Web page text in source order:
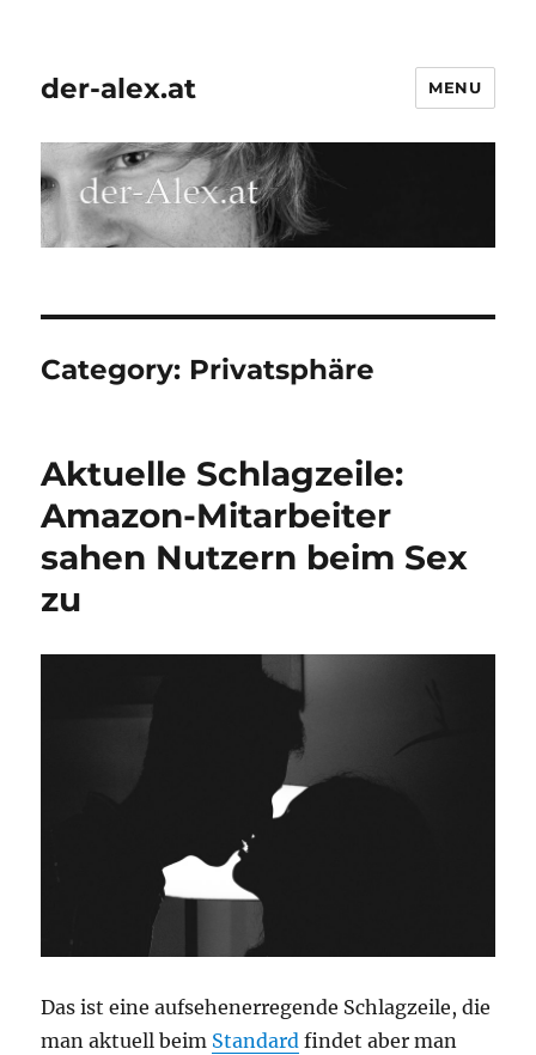
der-alex.at MENU
Category: Privatsphäre
Aktuelle Schlagzeile:
Amazon-Mitarbeiter
sahen Nutzern beim Sex
zu
Das ist eine aufsehenerregende Schlagzeile, die
man aktuell beim Standard findet aber man